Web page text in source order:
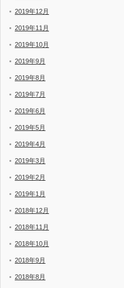
2019年12月
2019年11月
2019年10月
2019年9月
2019年8月
2019年7月
2019年6月
2019年5月
2019年4月
2019年3月
2019年2月
2019年1月
2018年12月
2018年11月
2018年10月
2018年9月
2018年8月